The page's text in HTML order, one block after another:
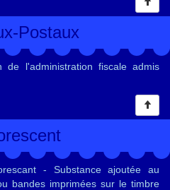
Postaux
l'administration fiscale admis
- Substance ajoutée au
bandes imprimées sur le timbre